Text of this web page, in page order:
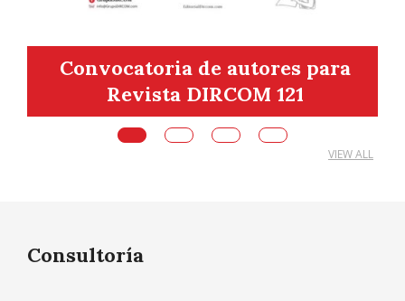
Convocatoria de autores para
Revista DIRCOM 121
VIEW ALL
Consultoría